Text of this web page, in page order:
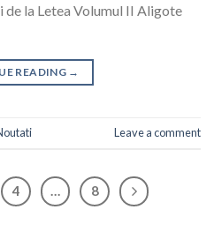
de la Letea Volumul II Aligote
READING →
Leave a comment
4 … 8